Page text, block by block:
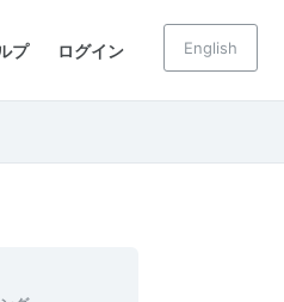
プ ログイン English